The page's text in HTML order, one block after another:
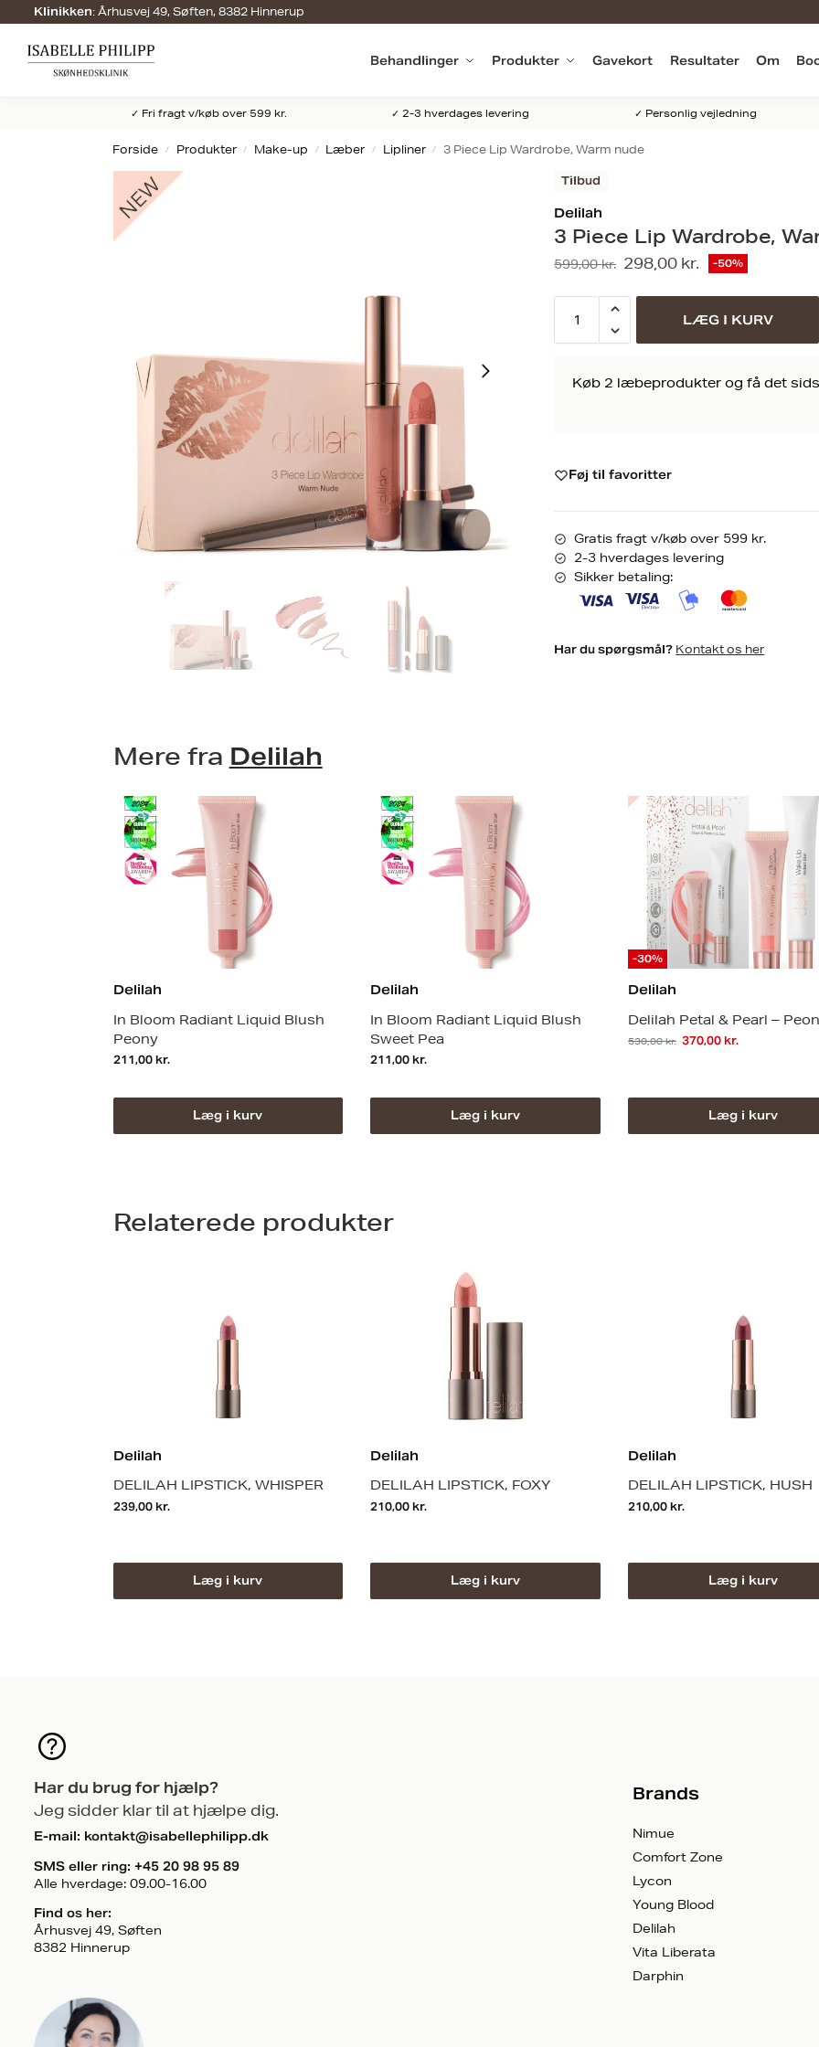
Klinikken:Århusvej 49, Søften, 8382 Hinnerup
Behandlinger Produkter Gavekort Resultater Om
✓ Fri fragt v/køb over 599 kr. ✓ 2-3 hverdages levering ✓ Personlig vejledning
Forside / Produkter / Make-up / Læber / Lipliner / 3 Piece Lip Wardrobe, Warm nude
Tilbud
Delilah
3 Piece Lip Wardrobe,
599,00kr. 298,00 kr. -50%
LÆG I KURV
Køb 2 læbeprodukter og få det
Føj til favoritter
Gratis fragt v/køb over 599 kr.
2-3 hverdages levering
Sikker betaling:
Har du spørgsmål? Kontakt os her
Mere fra Delilah
Delilah
In Bloom Radiant Liquid Blush
Peony
211,00 kr.
Læg i kurv
Delilah
In Bloom Radiant Liquid Blush
Sweet Pea
211,00kr.
Læg i kurv
-30%
Delilah
Delilah Petal & Pearl –
530,00kr. 370,00kr.
Læg i kurv
Relaterede produkter
Delilah
DELILAH LIPSTICK, WHISPER
239,00 kr.
Læg i kurv
Delilah
DELILAH LIPSTICK, FOXY
210,00kr.
Læg i kurv
Delilah
DELILAH LIPSTICK, HUSH
210,00 kr.
Læg i kurv
Har du brug for hjælp?
Jeg sidder klar til at hjælpe dig.
E-mail: kontakt@isabellephilipp.dk
SMS eller ring: +45 20 98 95 89
Alle hverdage: 09.00-16.00
Find os her:
Århusvej 49, Søften
8382 Hinnerup
Brands
Nimue
Comfort Zone
Lycon
Young Blood
Delilah
Vita Liberata
Darphin